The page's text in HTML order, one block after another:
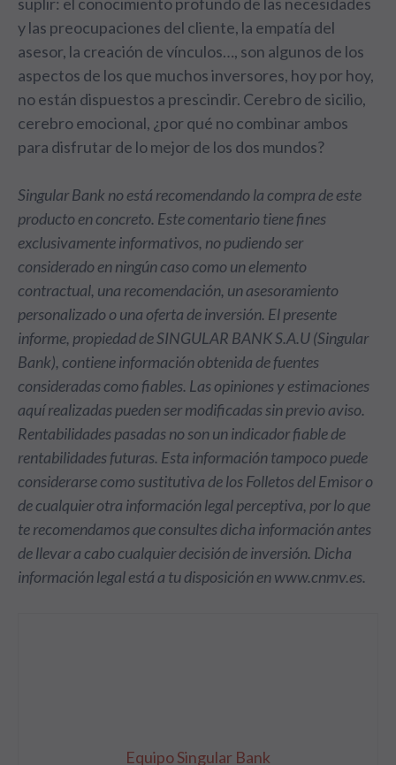
y las preocupaciones del cliente, la empatía del
asesor, la creación de vínculos…, son algunos de los
aspectos de los que muchos inversores, hoy por hoy,
no están dispuestos a prescindir. Cerebro de sicilio,
cerebro emocional, ¿por qué no combinar ambos
para disfrutar de lo mejor de los dos mundos?
Singular Bank no está recomendando la compra de este
producto en concreto. Este comentario tiene fines
exclusivamente informativos, no pudiendo ser
considerado en ningún caso como un elemento
contractual, una recomendación, un asesoramiento
personalizado o una oferta de inversión. El presente
informe, propiedad de SINGULAR BANK S.A.U (Singular
Bank), contiene información obtenida de fuentes
consideradas como fiables. Las opiniones y estimaciones
aquí realizadas pueden ser modificadas sin previo aviso.
Rentabilidades pasadas no son un indicador fiable de
rentabilidades futuras. Esta información tampoco puede
considerarse como sustitutiva de los Folletos del Emisor o
de cualquier otra información legal perceptiva, por lo que
te recomendamos que consultes dicha información antes
de llevar a cabo cualquier decisión de inversión. Dicha
información legal está a tu disposición en www.cnmv.es.
Equipo Singular Bank